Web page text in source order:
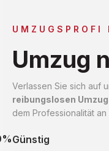
UMZUGSPROFI
Umzug
Verlassen Sie sich auf
reibungslosen
dem Professionalität
Günstig